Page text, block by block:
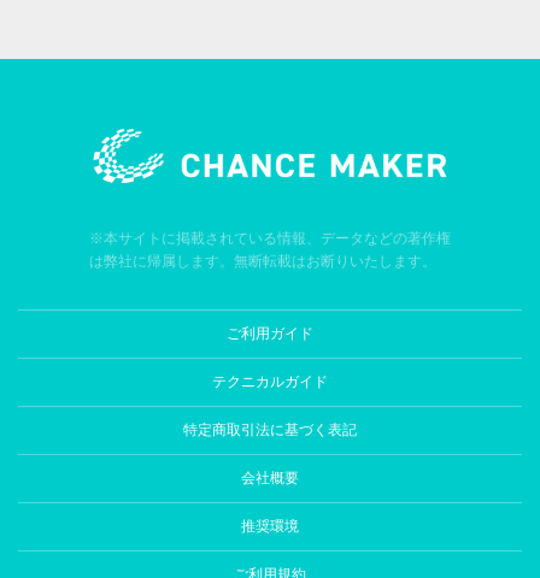
※本サイトに掲載されている情報、データなどの著作権
は弊社に帰属します。無断転載はお断りいたします。
ご利用ガイド
テクニカルガイド
特定商取引法に基づく表記
会社概要
推奨環境